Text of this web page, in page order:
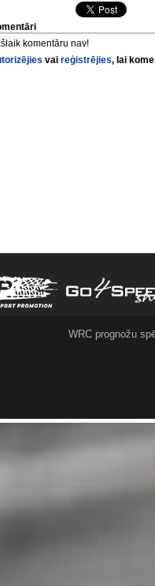
komentāru nav!
vaireģistrējies, lai
WRC prognožu